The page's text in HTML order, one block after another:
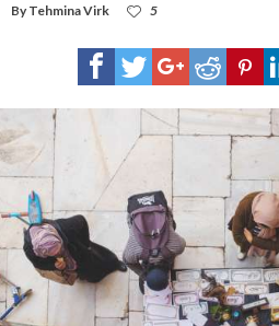
By Tehmina Virk 5